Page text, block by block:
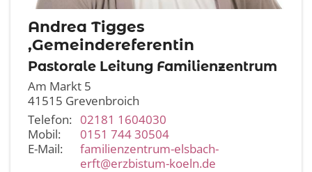
Andrea Tigges
,Gemeindereferentin
Pastorale Leitung Familienzentrum
Am Markt 5
41515 Grevenbroich
Telefon: 02181 1604030
Mobil:
0151 744 30504
E-Mail:
familienzentrum-elsbach-
erft@erzbistum-koeln.de